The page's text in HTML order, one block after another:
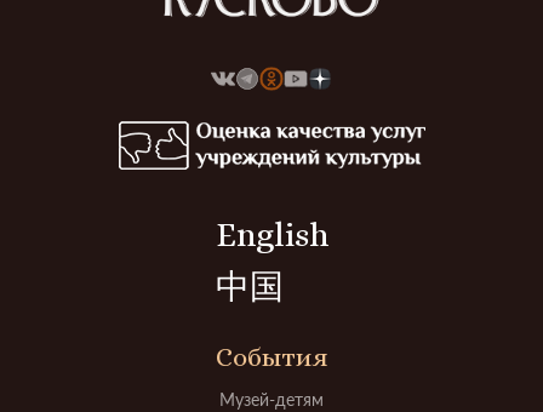
English
中国
События
Музей-детям